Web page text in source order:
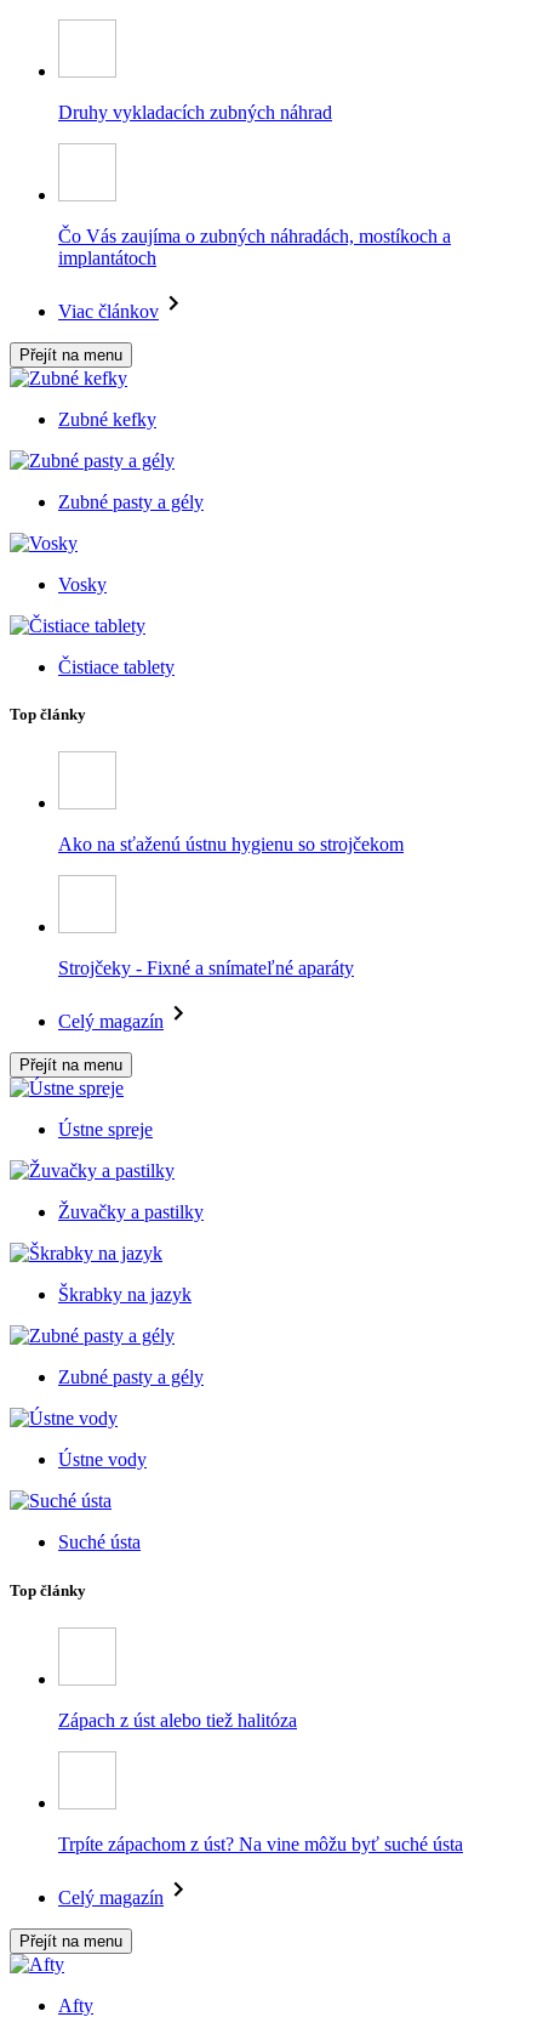
Druhy vykladacích zubných náhrad
Čo Vás zaujíma o zubných náhradách, mostíkoch a
implantátoch
Viac článkov
Přejít na menu
Zubné kefky
Zubné pasty a gély
Vosky
Čistiace tablety
Top články
Ako na sťaženú ústnu hygienu so strojčekom
Strojčeky - Fixné a snímateľné aparáty
Celý magazín
Přejít na menu
Ústne spreje
Žuvačky a pastilky
Škrabky na jazyk
Zubné pasty a gély
Ústne vody
Suché ústa
Top články
Zápach z úst alebo tiež halitóza
Trpíte zápachom z úst? Na vine môžu byť suché ústa
Celý magazín
Přejít na menu
Afty